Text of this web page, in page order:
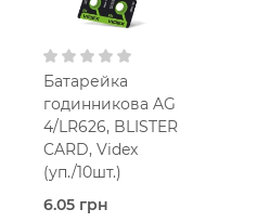
Батарейка
годинникова AG
4/LR626, BLISTER
CARD, Videx
(уп./10шт.)
6.05 грн